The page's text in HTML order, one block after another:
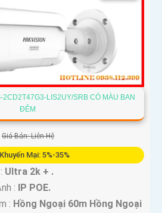
2CD2T47G3-LIS2UY/SRB CÓ MÀU BAN
ĐÊM
Giá Bán: Liên Hệ
Mại: 5%-35%
Ultra 2k + .
: IP POE.
: Hồng Ngoại 60m Hồng Ngoại